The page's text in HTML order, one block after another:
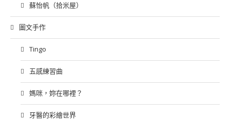
蘇怡帆（拾米屋）
圖文手作
Tingo
五感練習曲
媽咪，妳在哪裡？
牙醫的彩繪世界